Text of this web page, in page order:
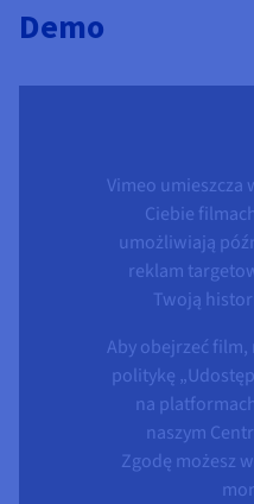
Demo
Vimeo umieszcza
Ciebie
umożliwiają
reklam
Twoją
Aby obejrzeć
politykę
na
naszym
Zgodę możesz